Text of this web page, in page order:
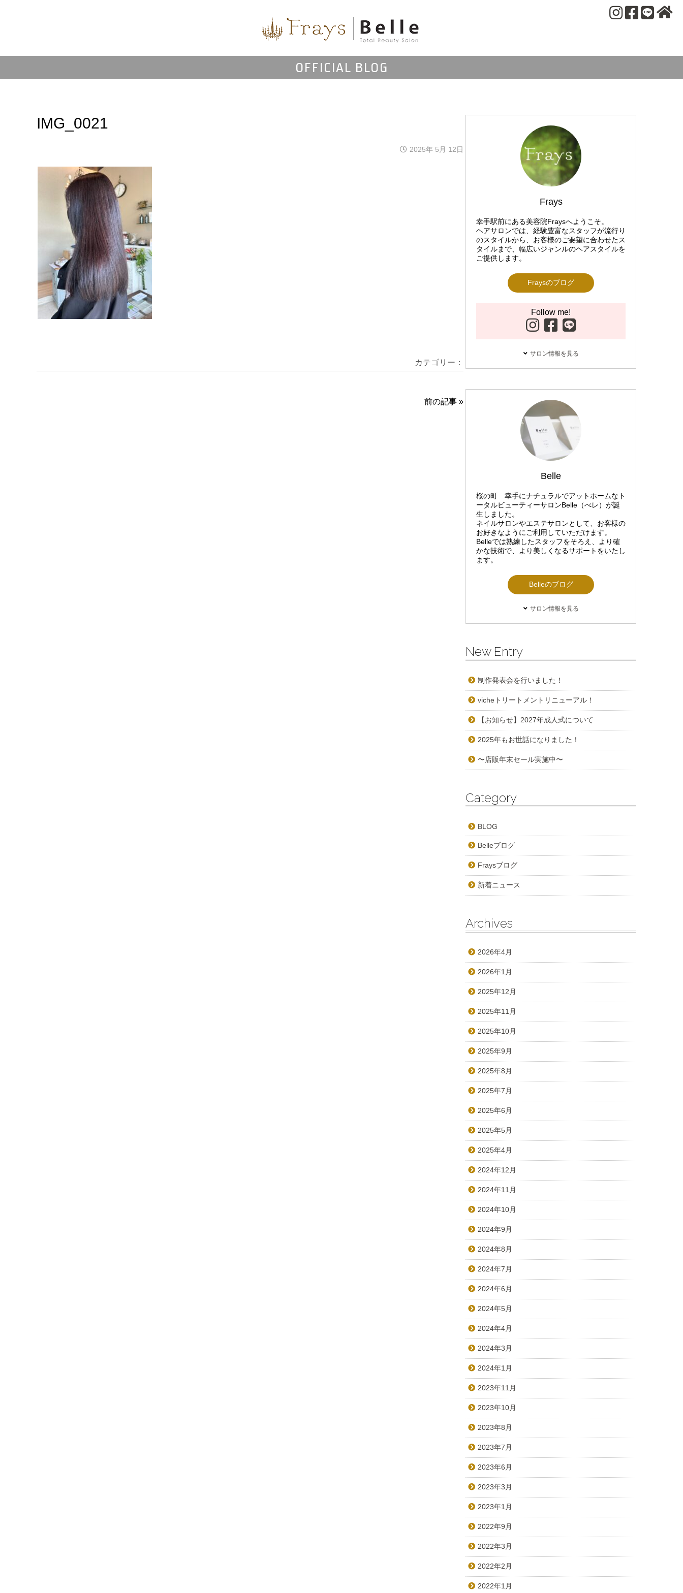
OFFICIAL BLOG
IMG_0021
2025年 5月 12日
カテゴリー：
前の記事 »
Frays
幸手駅前にある美容院Fraysへようこそ。
ヘアサロンでは、経験豊富なスタッフが流行り
のスタイルから、お客様のご要望に合わせたス
タイルまで、幅広いジャンルのヘアスタイルを
ご提供します。
Fraysのブログ
Follow me!
サロン情報を見る
Belle
桜の町 幸手にナチュラルでアットホームなト
ータルビューティーサロンBelle（べレ）が誕
生しました。
ネイルサロンやエステサロンとして、お客様の
お好きなようにご利用していただけます。
Belleでは熟練したスタッフをそろえ、より確
かな技術で、より美しくなるサポートをいたし
ます。
Belleのブログ
サロン情報を見る
New Entry
制作発表会を行いました！
vicheトリートメントリニューアル！
【お知らせ】2027年成人式について
2025年もお世話になりました！
〜店販年末セール実施中〜
Category
BLOG
Belleブログ
Fraysブログ
新着ニュース
Archives
2026年4月
2026年1月
2025年12月
2025年11月
2025年10月
2025年9月
2025年8月
2025年7月
2025年6月
2025年5月
2025年4月
2024年12月
2024年11月
2024年10月
2024年9月
2024年8月
2024年7月
2024年6月
2024年5月
2024年4月
2024年3月
2024年1月
2023年11月
2023年10月
2023年8月
2023年7月
2023年6月
2023年3月
2023年1月
2022年9月
2022年3月
2022年2月
2022年1月